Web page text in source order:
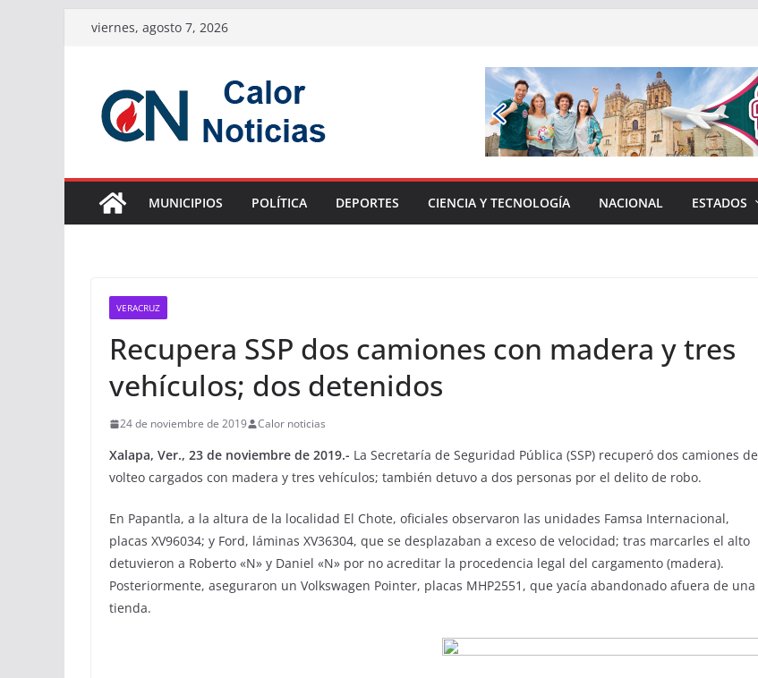
Saltarviernes, agosto 7, 2026
MUNICIPIOS POLÍTICA DEPORTES CIENCIA Y TECNOLOGÍA NACIONAL ESTADOS
VERACRUZ
Recupera SSP dos camiones con madera y tres
vehículos; dos detenidos
24 de noviembre de 2019 Calor noticias
Xalapa, Ver., 23 de noviembre de 2019.- La Secretaría de Seguridad Pública (SSP) recuperó dos camiones de
volteo cargados con madera y tres vehículos; también detuvo a dos personas por el delito de robo.
En Papantla, a la altura de la localidad El Chote, oficiales observaron las unidades Famsa Internacional,
placas XV96034; y Ford, láminas XV36304, que se desplazaban a exceso de velocidad; tras marcarles el alto
detuvieron a Roberto «N» y Daniel «N» por no acreditar la procedencia legal del cargamento (madera).
Posteriormente, aseguraron un Volkswagen Pointer, placas MHP2551, que yacía abandonado afuera de una
tienda.